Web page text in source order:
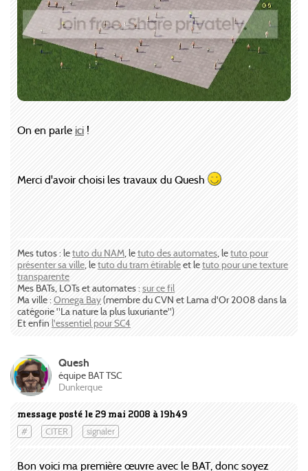
On en parle ici !
Merci d'avoir choisi les travaux du Quesh
Mes tutos : letuto du NAM, letuto des automates, letuto pour
présenter sa ville, letuto du tram étirableet letuto pour une texture
transparente
Mes BATs, LOTs et automates : sur ce fil
Ma ville :Omega Bay(membre du CVN et Lama d'Or 2008 dans la
catégorie "La nature la plus luxuriante")
Et enfin l'essentiel pour SC4
message posté le 29 mai 2008 à 19h49
# CITER signaler
Quesh
équipe BAT TSC
Dunkerque
Bon voici ma première œuvre avec le BAT, donc soyez